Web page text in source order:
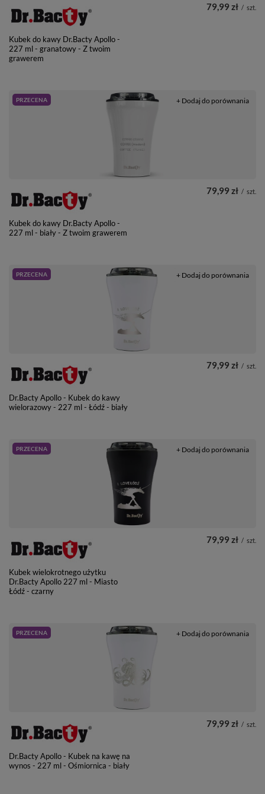
Kubek do kawy Dr.Bacty Apollo -
227 ml - granatowy - Z twoim
grawerem
79,99 zł / szt.
PRZECENA
Kubek do kawy Dr.Bacty Apollo -
227 ml - biały - Z twoim grawerem
79,99 zł / szt.
+ Dodaj do porównania
PRZECENA
Dr.Bacty Apollo - Kubek do kawy
wielorazowy - 227 ml - Łódź - biały
79,99 zł / szt.
+ Dodaj do porównania
PRZECENA
Kubek wielokrotnego użytku
Dr.Bacty Apollo 227 ml - Miasto
Łódź - czarny
79,99 zł / szt.
+ Dodaj do porównania
PRZECENA
Dr.Bacty Apollo - Kubek na kawę na
wynos - 227 ml - Ośmiornica - biały
79,99 zł / szt.
+ Dodaj do porównania